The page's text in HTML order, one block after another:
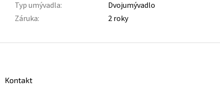
Typ umývadla:
Dvojumývadlo
Záruka: 2 roky
Kontakt